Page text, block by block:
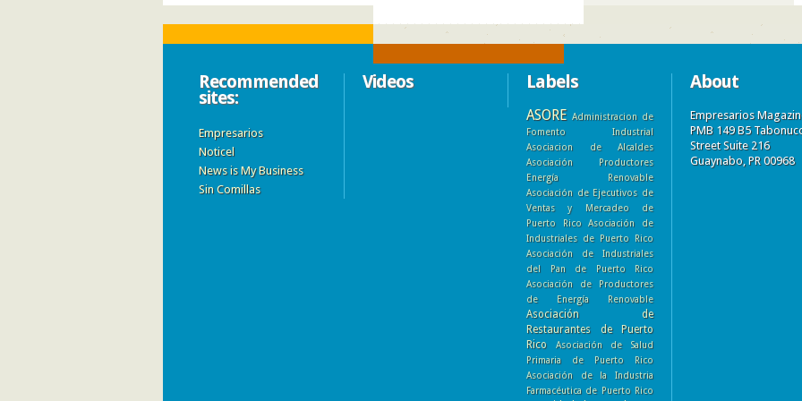
Recommended
sites:
Empresarios
Noticel
News is My Business
Sin Comillas
Videos Labels
ASORE Administracion de
Fomento Industrial
Asociacion de Alcaldes
Asociación Productores
Energía Renovable
Asociación de Ejecutivos de
Ventas y Mercadeo de
Puerto Rico
Asociación de
Industriales de Puerto Rico
Asociación de Industriales
del Pan de Puerto Rico
Asociación de Productores
de Energía Renovable
Asociación de
Restaurantes de Puerto
Rico
Asociación de Salud
Primaria de Puerto Rico
Asociación de la Industria
Farmacéutica de Puerto Rico
About
Empresarios
PMB 149 B5
Street Suite 216
Guaynabo, PR 00968